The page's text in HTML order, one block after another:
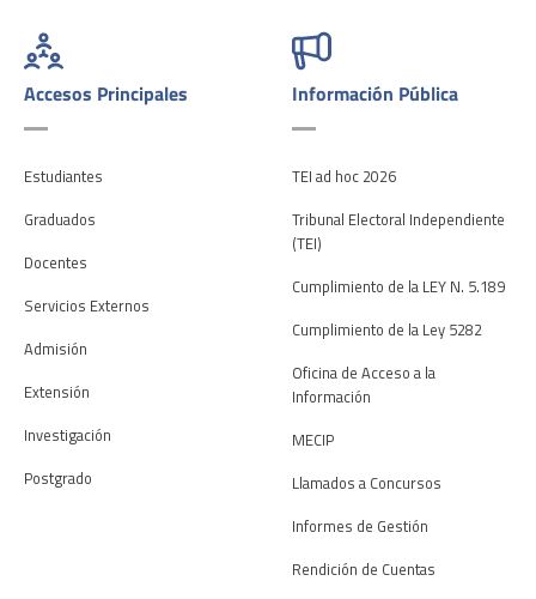
Accesos Principales
Estudiantes
Graduados
Docentes
Servicios Externos
Admisión
Extensión
Investigación
Postgrado
Información Pública
TEI ad hoc 2026
Tribunal Electoral Independiente
(TEI)
Cumplimiento de la LEY N. 5.189
Cumplimiento de la Ley 5282
Oficina de Acceso a la
Información
MECIP
Llamados a Concursos
Informes de Gestión
Rendición de Cuentas